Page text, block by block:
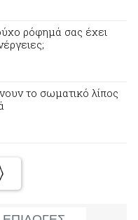
ρόφημά σας έχει
το σωματικό λίπος